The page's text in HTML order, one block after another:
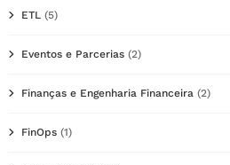
ETL (5)
Eventos e Parcerias (2)
Finanças e Engenharia Financeira (2)
FinOps (1)